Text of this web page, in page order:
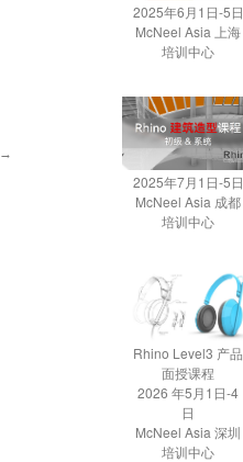
→
2025年6月1日-5日
McNeel Asia 上海
培训中心
2025年7月1日-5日
McNeel Asia 成都
培训中心
Rhino Level3 产品
面授课程
2026 年5月1日-4
日
McNeel Asia 深圳
培训中心